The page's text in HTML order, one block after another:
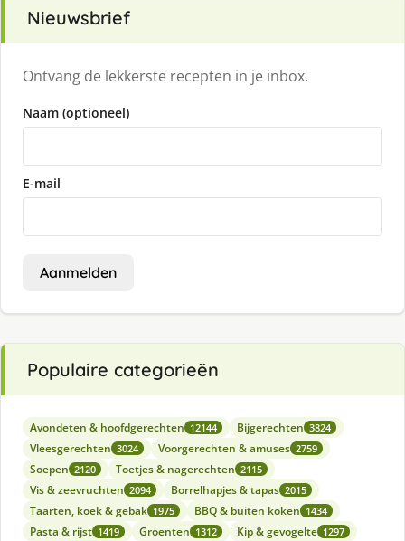
Nieuwsbrief
Ontvang de lekkerste recepten in je inbox.
Naam (optioneel)
E-mail
Aanmelden
Populaire categorieën
Avondeten & hoofdgerechten 12144 Bijgerechten 3824
Vleesgerechten 3024 Voorgerechten & amuses 2759
Soepen 2120 Toetjes & nagerechten 2115
Vis & zeevruchten 2094 Borrelhapjes & tapas 2015
Taarten, koek & gebak 1975 BBQ & buiten koken 1434
Pasta & rijst 1419 Groenten 1312 Kip & gevogelte 1297